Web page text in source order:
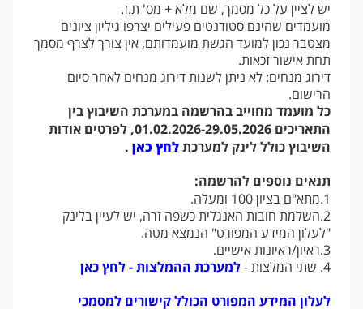
יש לציין על כל מסמך, שם מלא + מס' ת.ז.
מועמדים שהינם סטודנטים פעילים יצרפו גיליון ציונים
מצטבר נכון למועד הגשת מועמדותם, אין צורך לצרף מסמך
תחת אישור זכאות.
דירוג מנחים: לא ניתן לשנות דירוג מנחים לאחר סיום
הרישום.
כל מועמד מחוייב בהרשמה במערכת השיבוץ בין
התאריכים 01.02.2026-29.05.2026, לפרטים אודות
השיבוץ כולל לינק למערכת לחץ כאן .
תנאים נוספים להרשמה:
1.מתא"ם בציון 100 ומעלה.
2.השלמת חובות האנגלית כשפה זרה, יש לעיין בלינק
"לעלון המידע המפורט" הנמצא מטה.
3.ראיון/ראיונות אישיים.
4. שתי המלצות -
למערכת ההמלצות - לחץ כאן
לעלון המידע המפורט הכולל קישורים למסמכי